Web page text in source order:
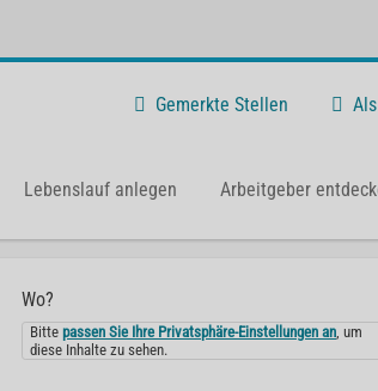
Gemerkte Stellen
Lebenslauf anlegen Arbeitgeber
Wo?
Bittepassen Sie Ihre Privatsphäre-Einstellungen an, um
diese Inhalte zu sehen.